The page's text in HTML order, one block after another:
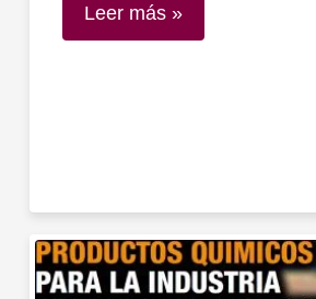
Leer más »
Catálogo
‘Ambersil